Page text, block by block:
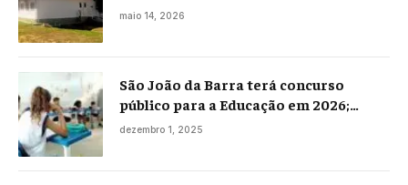
maio 14, 2026
São João da Barra terá concurso
público para a Educação em 2026;
projeto já está na Câmara
dezembro 1, 2025